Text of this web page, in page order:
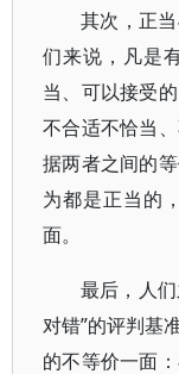
其次，正
们来说，凡是
当、可以接受
不合适不恰当
据两者之间的
为都是正当的
面。
最后，人
对错”的评判基
的不等价一面